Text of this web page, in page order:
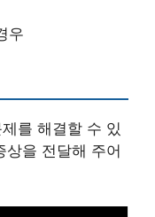
우
를 해결할 수 있
상을 전달해 주어